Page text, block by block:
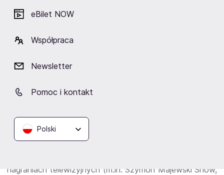
eBilet NOW
Współpraca
Newsletter
Pomoc i kontakt
Polski
Kobranocki utwór
2008 premierowo zaprezentował swój pierwszy solowy
„Panasewicz” . Rok 2009 spędził głównie na
pierwszy występ z premierowym materiałem dał 23
stycznia w Regionalnym Ośrodku Kultury „Mazury
nagraniach telewizyjnych (m.in. Szymon Majewski Show,